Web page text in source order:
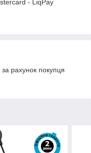
- LiqPay
рахунок покупця